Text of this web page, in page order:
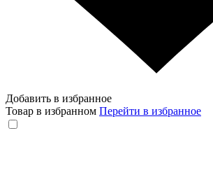
Добавить в избранное
Товар в избранном Перейти в избранное